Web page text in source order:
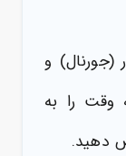
(جورنال) و
وقت را به
دهید.